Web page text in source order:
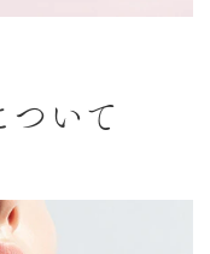
ついて